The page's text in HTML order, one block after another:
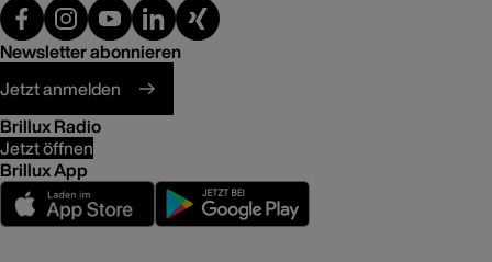
Newsletter abonnieren
Jetzt anmelden
Brillux Radio
Jetzt öffnen
Brillux App